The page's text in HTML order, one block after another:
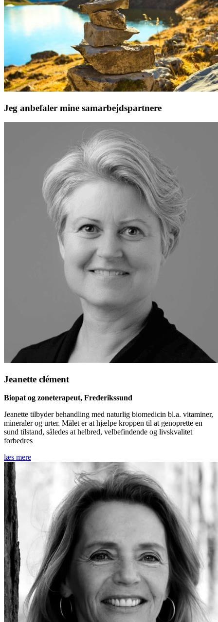
Jeg anbefaler mine samarbejdspartnere
Jeanette clément
Biopat og zoneterapeut, Frederikssund
Jeanette tilbyder behandling med naturlig biomedicin bl.a. vitaminer,
mineraler og urter. Målet er at hjælpe kroppen til at genoprette en
sund tilstand, således at helbred, velbefindende og livskvalitet
forbedres
læs mere